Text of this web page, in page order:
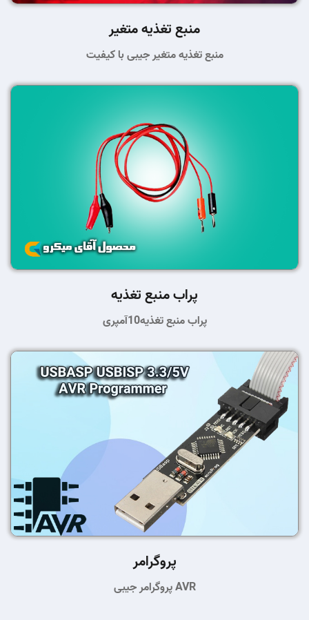
منبع تغذیه متغیر
منبع تغذیه متغیر جیبی با کیفیت
پراب منبع تغذیه
پراب منبع تغذیه10آمپری
پروگرامر
پروگرامر جیبی AVR